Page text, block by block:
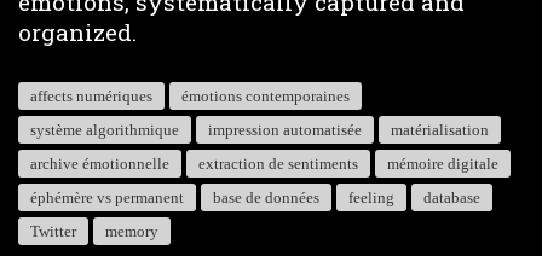
organized.
affects numériques
émotions contemporaines
système algorithmique
impression automatisée
matérialisation
archive émotionnelle
extraction de sentiments
mémoire digitale
éphémère vs permanent
base de données feeling
database
Twitter
memory